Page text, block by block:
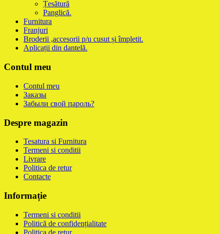
Țesătură
Panglică.
Furnitura
Franjuri
Broderii ,accesorii p/u cusut și împletit.
Aplicații din dantelă.
Contul meu
Contul meu
Заказы
Забыли свой пароль?
Despre magazin
Tesatura si Furnitura
Termeni si conditii
Livrare
Politica de retur
Contacte
Informație
Termeni si conditii
Politică de confidențialitate
Politica de retur